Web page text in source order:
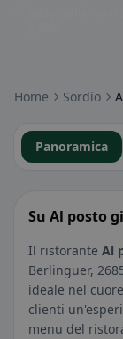
Home Sordio
Panoramica
Su Al posto
Il ristorante Al
Berlinguer,
ideale nel
clienti
menu del